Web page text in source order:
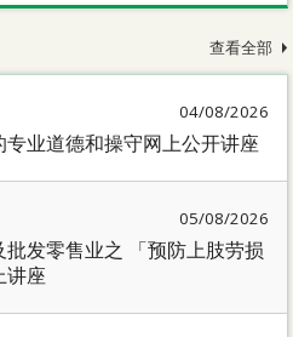
練重新甄审资格课程
程
训練课程
查看全部
04/08/2026
业道德和操守网上公开讲座
05/08/2026
发零售业之 「预防上肢劳损
讲座